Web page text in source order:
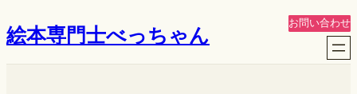
容
絵本専門士べっちゃん
お問い合わせ